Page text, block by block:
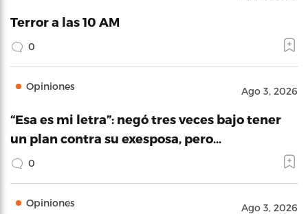
Terror a las 10 AM
0
Opiniones Ago 3, 2026
“Esa es mi letra”: negó tres veces bajo tener
un plan contra su exesposa, pero…
0
Opiniones Ago 3, 2026